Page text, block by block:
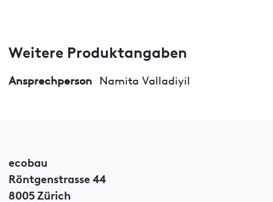
Weitere Produktangaben
Ansprechperson Namita Valladiyil
ecobau
Röntgenstrasse 44
8005 Zürich